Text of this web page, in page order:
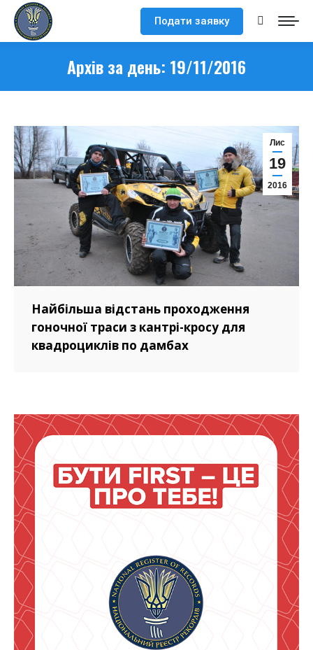
Подати заявку Search:
Архів за день: 19/11/2016
Лис
19
2016
Найбільша відстань проходження
гоночної траси з кантрі-кросу для
квадроциклів по дамбах